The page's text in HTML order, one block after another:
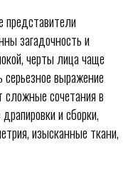
загадочность и
черты лица чаще
выражение
сочетания в
и сборки,
изысканные ткани,